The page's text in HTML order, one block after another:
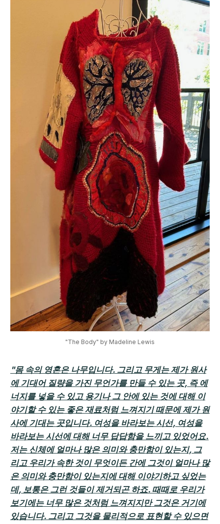
"The Body" by Madeline Lewis
"몸 속의 영혼은 나무입니다. 그리고 무게는 제가 원사
에 기대어 질량을 가진 무언가를 만들 수 있는 곳, 즉 에
너지를 넣을 수 있고 용기나 그 안에 있는 것에 대해 이
야기할 수 있는 좋은 재료처럼 느껴지기 때문에 제가 원
사에 기대는 곳입니다. 여성을 바라보는 시선, 여성을
바라보는 시선에 대해 너무 답답함을 느끼고 있었어요.
저는 신체에 얼마나 많은 의미와 충만함이 있는지, 그
리고 우리가 속한 것이 무엇이든 간에 그것이 얼마나 많
은 의미와 충만함이 있는지에 대해 이야기하고 싶었는
데, 보통은 그런 것들이 제거되곤 하죠. 때때로 우리가
보기에는 너무 많은 것처럼 느껴지지만 그것은 거기에
있습니다. 그리고 그것을 물리적으로 표현할 수 있으면